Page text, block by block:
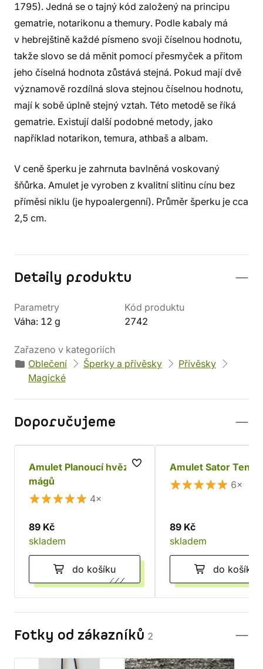
1795). Jedná se o tajný kód založený na principu
gematrie, notarikonu a themury. Podle kabaly má
v hebrejštině každé písmeno svoji číselnou hodnotu,
takže slovo se dá měnit pomocí přesmyček a přitom
jeho číselná hodnota zůstává stejná. Pokud mají dvě
významově rozdílná slova stejnou číselnou hodnotu,
mají k sobě úplně stejný vztah. Této metodě se říká
gematrie. Existují další podobné metody, jako
například notarikon, temura, athbaš a albam.
V ceně šperku je zahrnuta bavlněná voskovaný
šňůrka. Amulet je vyroben z kvalitní slitinu cínu bez
příměsi niklu (je hypoalergenní). Průměr šperku je cca
2,5 cm.
Detaily produktu
Parametry
Váha: 12 g
Kód produktu
2742
Zařazeno v kategoriích
Oblečení
Šperky a přívěsky
Přívěsky
Magické
Doporučujeme
Amulet Planoucí hvězda
mágů
4×
89 Kč
skladem
do košíku
Amulet Sator Tenet
6×
89 Kč
skladem
do košíku
Fotky od zákazníků 2